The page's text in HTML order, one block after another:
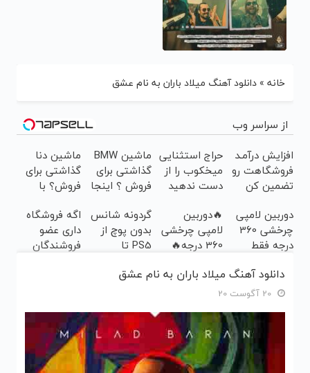
خانه » دانلود آهنگ میلاد باران به نام عشق
از سراسر وب
افزایش درآمـد
فروشگاهت رو
تضمین کن
حراج استثنایی
میخکوب را از
دست ندهید
ماشین BMW
گذاشتی برای
فروش ؟ اینجا
بفروش
ماشین دنا
گذاشتی برای
فروش؟ با
راحت بفروش
دوربین لامپی
چرخشی 360
درجه فقط
🔥 پرداخت
درب منزل
🔥دوربین
لامپی چرخشی
360 درجه🔥
منزل + گارانتی
تعویض
گردونه شانس
بدون پوچ از
PS5 تا
بیت کوین 🔥
اگه فروشگاه
داری عضو
فروشندگان
دانلود آهنگ میلاد باران به نام عشق